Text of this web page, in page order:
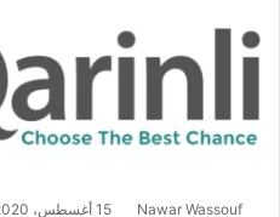
Nawar Wassouf 15 أغسطس، 2020